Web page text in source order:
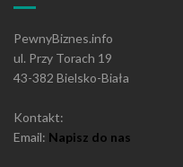
PewnyBiznes.info
ul. Przy Torach 19
43-382 Bielsko-Biała
Kontakt:
Email: Napisz do nas